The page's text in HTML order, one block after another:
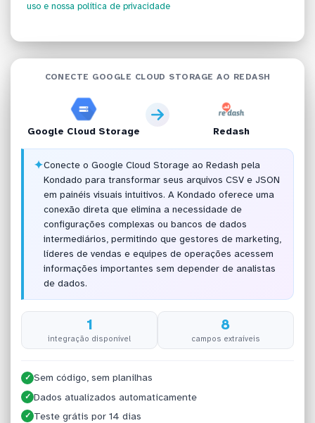
uso e nossa política de privacidade
CONECTE GOOGLE CLOUD STORAGE AO REDASH
Google Cloud Storage Redash
✦Conecte o Google Cloud Storage ao Redash pela
Kondado para transformar seus arquivos CSV e JSON
em painéis visuais intuitivos. A Kondado oferece uma
conexão direta que elimina a necessidade de
configurações complexas ou bancos de dados
intermediários, permitindo que gestores de marketing,
líderes de vendas e equipes de operações acessem
informações importantes sem depender de analistas
de dados.
1
integração disponível
8
campos extraíveis
✓ Sem código, sem planilhas
✓ Dados atualizados automaticamente
✓ Teste grátis por 14 dias